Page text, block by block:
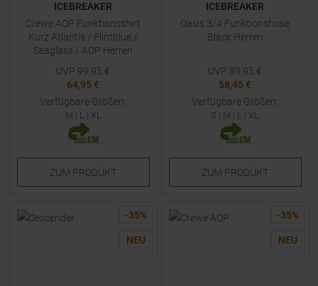
ICEBREAKER
Crewe AOP Funktionsshirt
Kurz Atlantis / Flintblue /
Seaglass / AOP Herren
UVP 99,95 €
64,95 €
Verfügbare Größen:
M | L | XL
ZUM PRODUKT
ICEBREAKER
Oasis 3/4 Funktionshose
Black Herren
UVP 89,95 €
58,45 €
Verfügbare Größen:
S | M | L | XL
ZUM PRODUKT
-35%
NEU
-35%
NEU